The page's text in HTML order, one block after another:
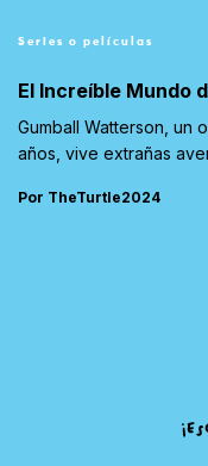
Series o películas
El Increíble Mundo
Gumball Watterson, un
años, vive extrañas
Por TheTurtle2024